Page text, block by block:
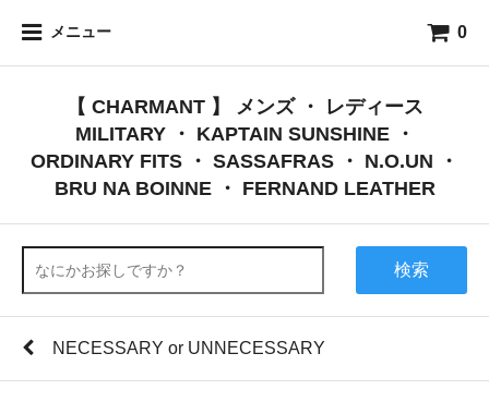
メニュー 0
【 CHARMANT 】 メンズ ・ レディース
MILITARY ・ KAPTAIN SUNSHINE ・
ORDINARY FITS ・ SASSAFRAS ・ N.O.UN ・
BRU NA BOINNE ・ FERNAND LEATHER
検索
NECESSARY or UNNECESSARY